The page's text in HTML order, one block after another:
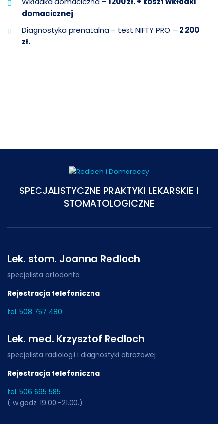
domacicznej
Diagnostyka prenatalna – test NIFTY PRO – 2 200
zł.
SPECJALISTYCZNE PRAKTYKI LEKARSKIE I
STOMATOLOGICZNE
Lek. stom. Joanna Redloch
specjalista ortodonta
Rejestracja telefoniczna
tel. 508 757 480
Lek. med. Krzysztof Redloch
specjalista radiologii i diagnostyki obrazowej
Rejestracja telefoniczna
tel. 506 695 585
( w godz. 19.00.-21.00.)